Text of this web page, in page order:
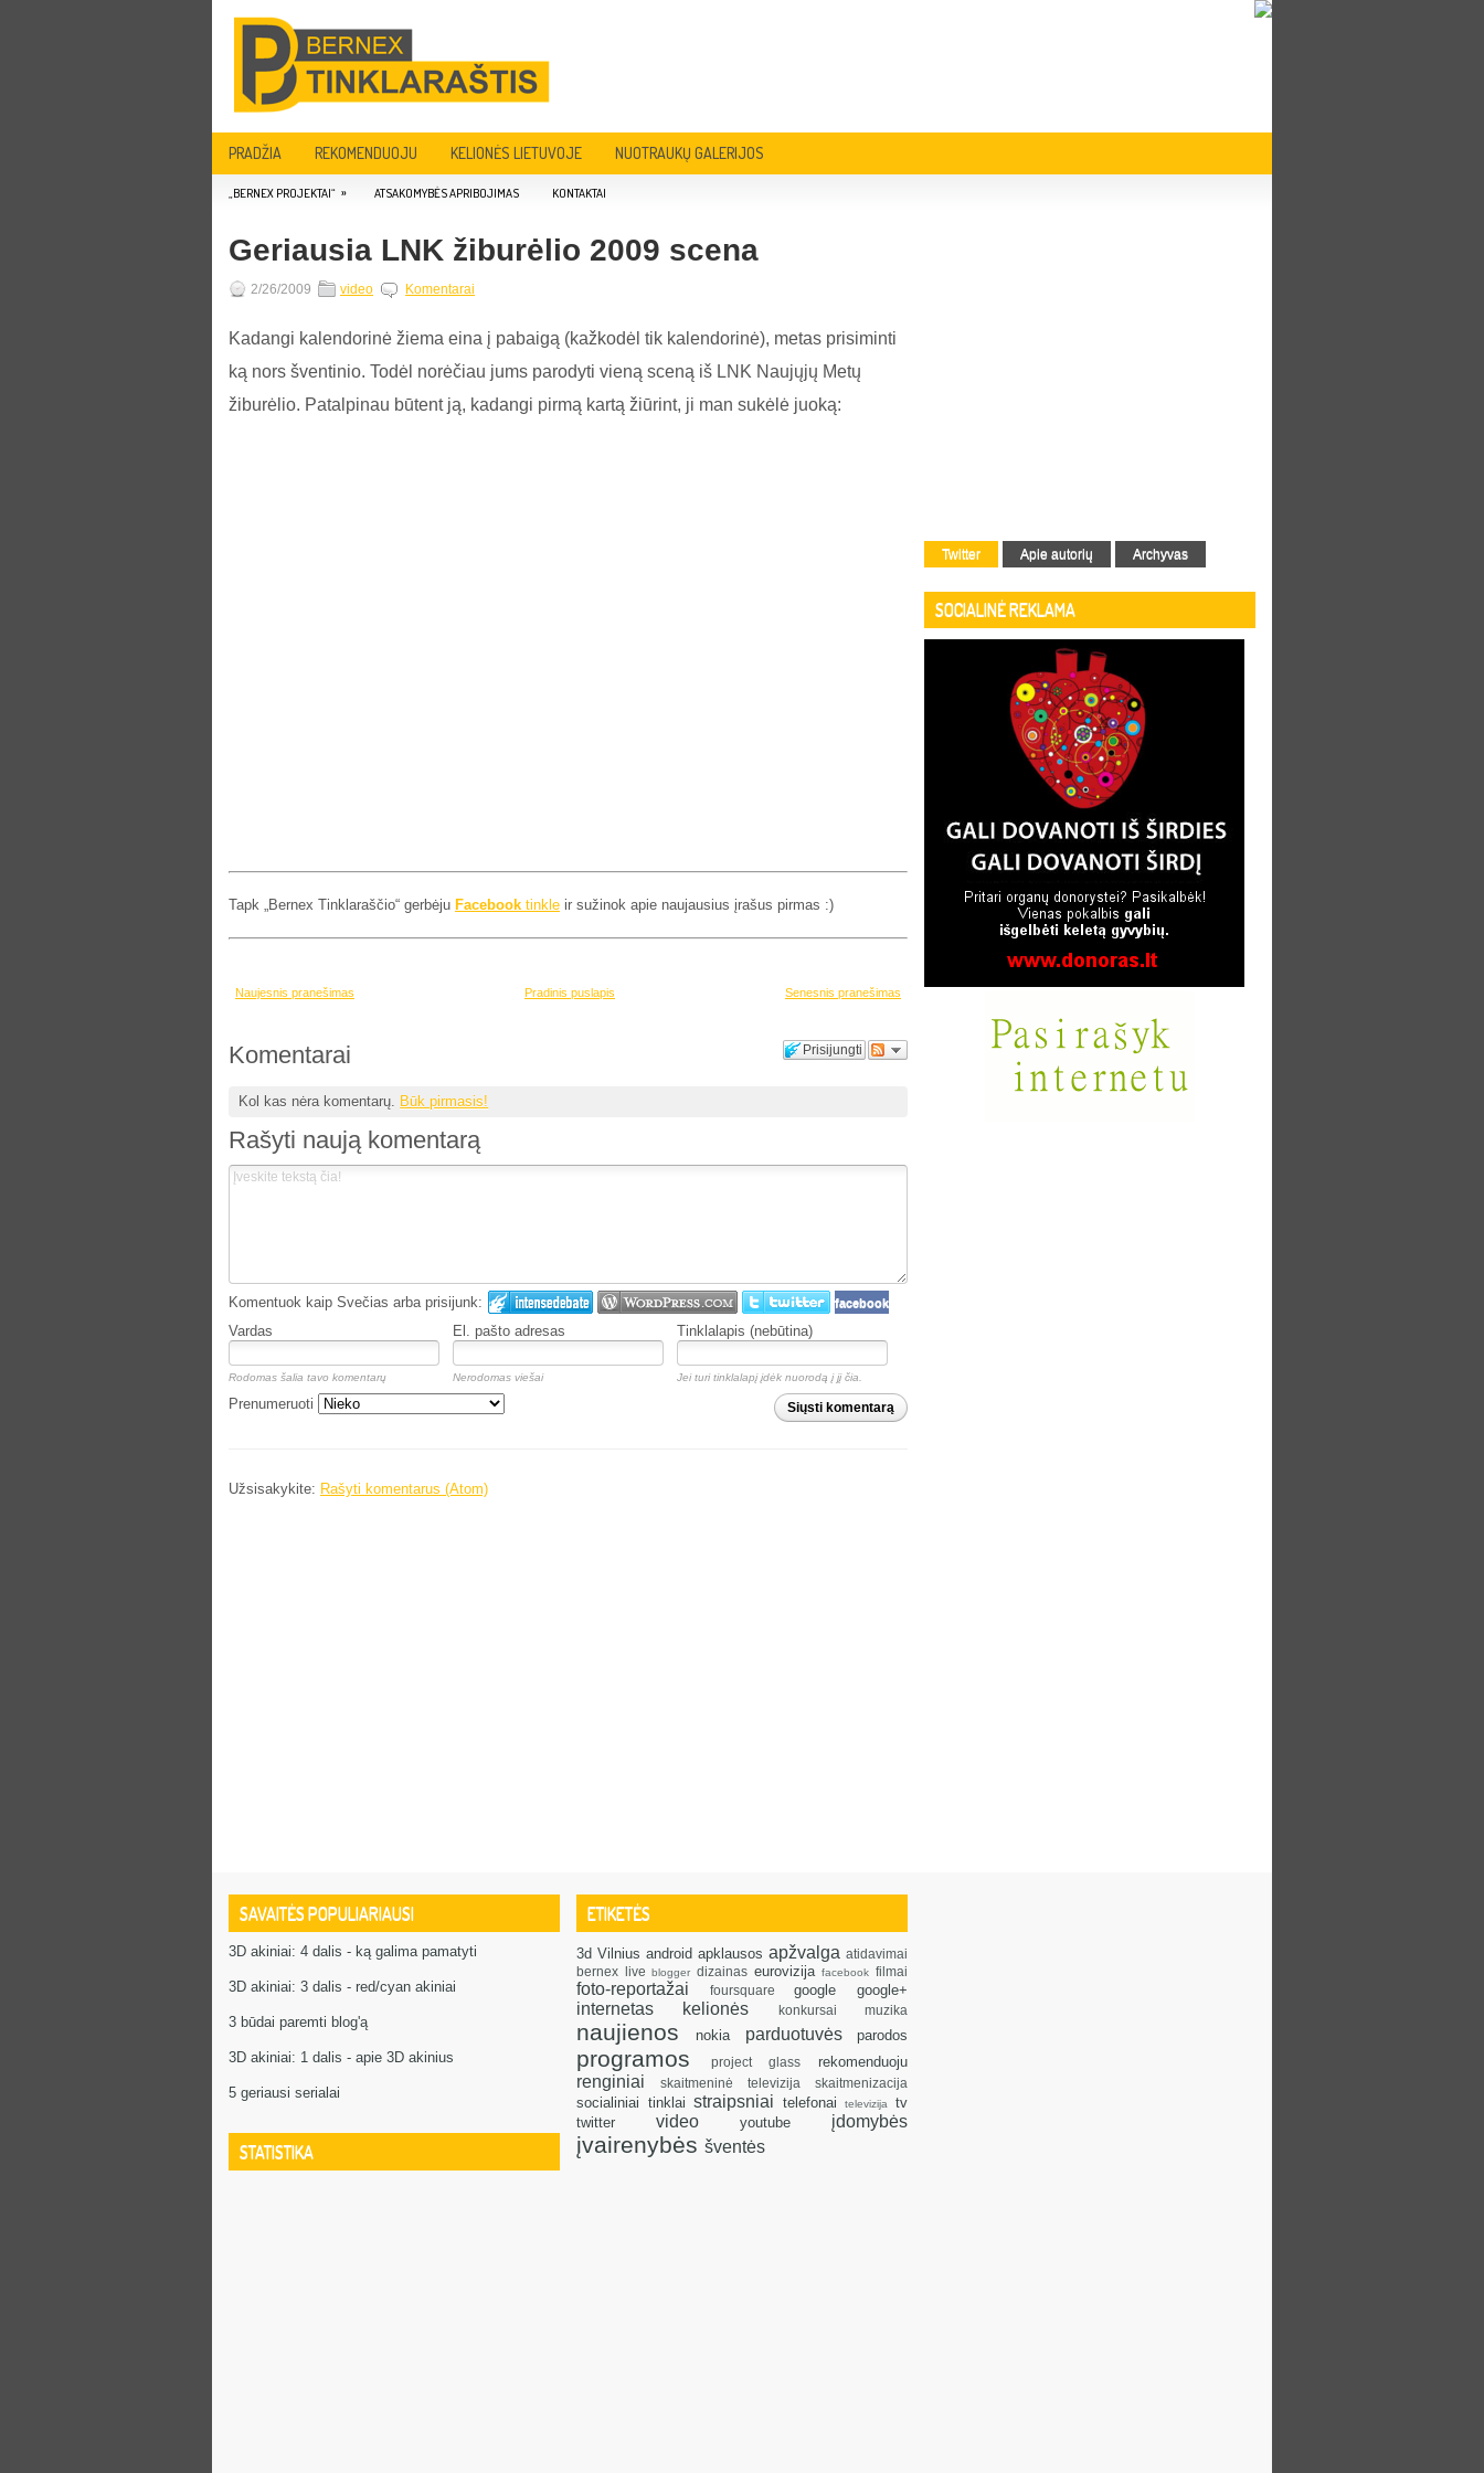
PRADŽIA REKOMENDUOJU KELIONĖS LIETUVOJE NUOTRAUKŲ GALERIJOS
„BERNEX PROJEKTAI“ » ATSAKOMYBĖS APRIBOJIMAS KONTAKTAI
Geriausia LNK žiburėlio 2009 scena
2/26/2009 video Komentarai
Kadangi kalendorinė žiema eina į pabaigą (kažkodėl tik kalendorinė), metas prisiminti
ką nors šventinio. Todėl norėčiau jums parodyti vieną sceną iš LNK Naujųjų Metų
žiburėlio. Patalpinau būtent ją, kadangi pirmą kartą žiūrint, ji man sukėlė juoką:
Tapk „Bernex Tinklaraščio“ gerbėju Facebook tinkle ir sužinok apie naujausius įrašus pirmas :)
Naujesnis pranešimas Senesnis pranešimas
Pradinis puslapis
Prisijungti
Komentarai
Kol kas nėra komentarų. Būk pirmasis!
Rašyti naują komentarą
Komentuok kaip Svečias arba prisijunk: facebook
Vardas El. pašto adresas Tinklalapis (nebūtina)
Rodomas šalia tavo komentarų Nerodomas viešai Jei turi tinklalapį įdėk nuorodą į jį čia.
Siųsti komentarą
Prenumeruoti
Užsisakykite: Rašyti komentarus (Atom)
Twitter Apie autorių Archyvas
SOCIALINĖ REKLAMA
SAVAITĖS POPULIARIAUSI
3D akiniai: 4 dalis - ką galima pamatyti
3D akiniai: 3 dalis - red/cyan akiniai
3 būdai paremti blog'ą
3D akiniai: 1 dalis - apie 3D akinius
5 geriausi serialai
STATISTIKA
ETIKETĖS
3d Vilnius android apklausos apžvalga atidavimai
bernex live blogger dizainas eurovizija facebook filmai
foto-reportažai foursquare google google+
internetas kelionės konkursai muzika
naujienos nokia parduotuvės parodos
programos project glass rekomenduoju
renginiai skaitmeninė televizija skaitmenizacija
socialiniai tinklai straipsniai telefonai televizija
tv
twitter
video youtube įdomybės
įvairenybės šventės